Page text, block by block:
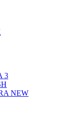
3
NEW